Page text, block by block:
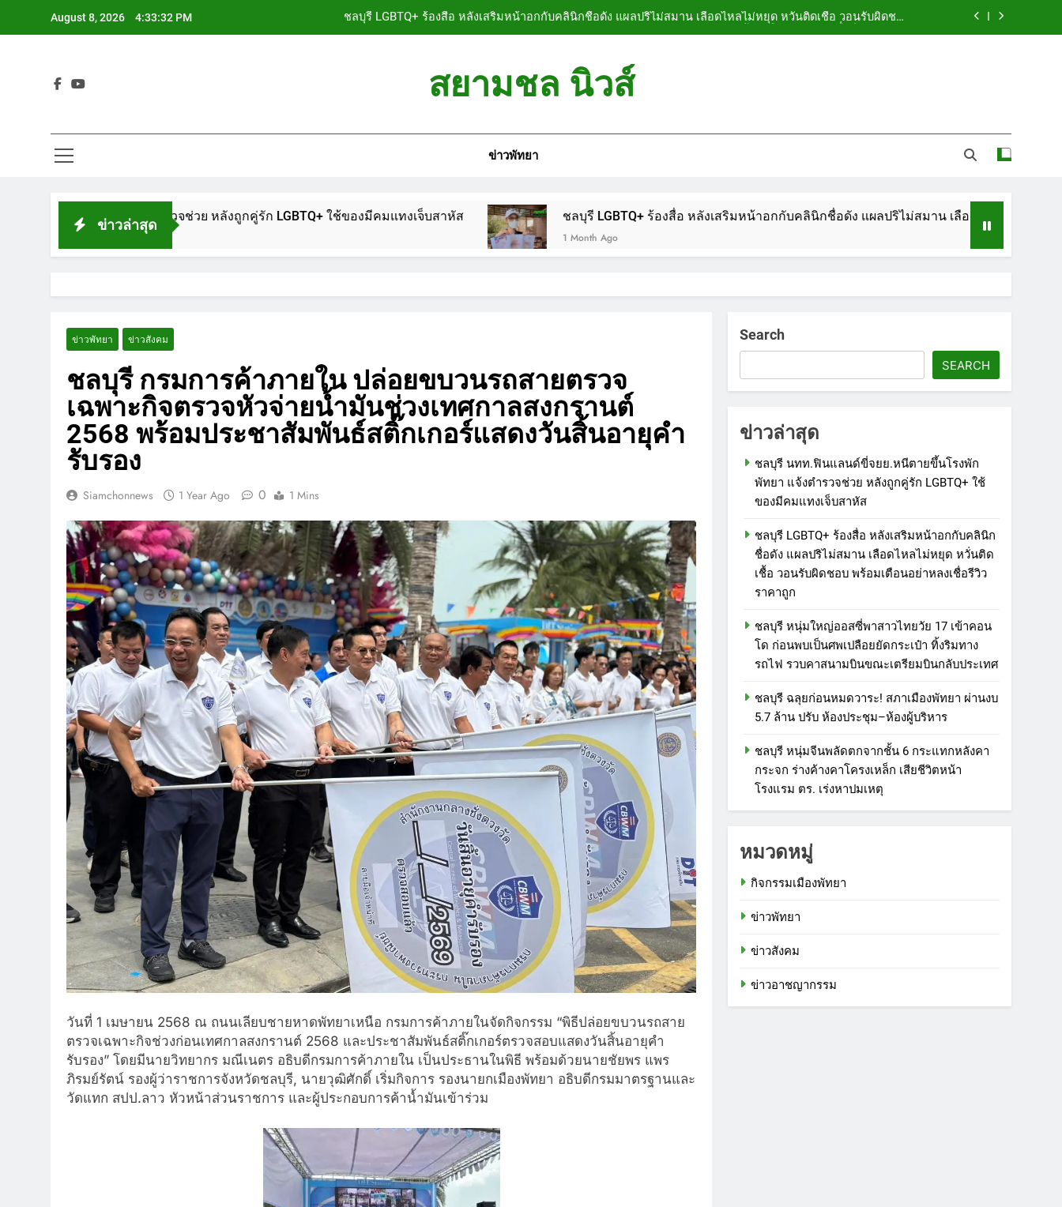
August 8, 2026 4:33:33 PM
ชลบุรี LGBTQ+ ร้องสื่อ หลังเสริมหน้าอกกับคลินิกชื่อดัง แผลปริไม่สมาน เลือดไหลไม่หยุด หวั่นติดเชื้อ วอนรับผิดชอบ
ชลบุรี ฉลุยก่อนหมดวาระ! สภาเมืองพัทยา ผ่านงบ 5.7 ล้าน ปรับ ห้องประชุม–ห้องผู้บริหาร
ชลบุรี LGBTQ+ ร้องสื่อ หลังเสริมหน้าอกกับคลินิกชื่อดัง แผลปริไม่สมาน เลือดไหลไม่หยุด หวั่นติดเชื้อ วอนรับผิดชอบ
ชลบุรี ฉลุยก่อนหมดวาระ! สภาเมืองพัทยา ผ่านงบ 5.7 ล้าน ปรับ ห้องประชุม–ห้องผู้บริหาร
สยามชล นิวส์
ข่าวพัทยา
ข่าวล่าสุด
แจ้งตำรวจช่วย หลังถูกคู่รัก LGBTQ+ ใช้ของมีคมแทงเจ็บสาหัส ชลบุรี LGBTQ+ ร้องสื่อ หลังเสริมหน้าอกกับคลินิกชื่อดัง แผลปริไม่สมาน เลือดไหลไม่หยุด หวั่นติดเชื้อ วอนรับผิ
1 Month Ago
ข่าวพัทยา ข่าวสังคม
ชลบุรี กรมการค้าภายใน ปล่อยขบวนรถสายตรวจ
เฉพาะกิจตรวจหัวจ่ายน้ำมันช่วงเทศกาลสงกรานต์
2568 พร้อมประชาสัมพันธ์สติ๊กเกอร์แสดงวันสิ้นอายุคำ
รับรอง
Siamchonnews 1 Year Ago 0 1 Mins
วันที่ 1 เมษายน 2568 ณ ถนนเลียบชายหาดพัทยาเหนือ กรมการค้าภายในจัดกิจกรรม “พิธีปล่อยขบวนรถสาย
ตรวจเฉพาะกิจช่วงก่อนเทศกาลสงกรานต์ 2568 และประชาสัมพันธ์สติ๊กเกอร์ตรวจสอบแสดงวันสิ้นอายุคำ
รับรอง” โดยมีนายวิทยากร มณีเนตร อธิบดีกรมการค้าภายใน เป็นประธานในพิธี พร้อมด้วยนายชัยพร แพร
ภิรมย์รัตน์ รองผู้ว่าราชการจังหวัดชลบุรี, นายวุฒิศักดิ์ เริ่มกิจการ รองนายกเมืองพัทยา อธิบดีกรมมาตรฐานและ
วัดแทก สปป.ลาว หัวหน้าส่วนราชการ และผู้ประกอบการค้าน้ำมันเข้าร่วม
Search
SEARCH
ข่าวล่าสุด
ชลบุรี นทท.ฟินแลนด์ขี่จยย.หนีตายขึ้นโรงพัก
พัทยา แจ้งตำรวจช่วย หลังถูกคู่รัก LGBTQ+ ใช้
ของมีคมแทงเจ็บสาหัส
ชลบุรี LGBTQ+ ร้องสื่อ หลังเสริมหน้าอกกับคลินิก
ชื่อดัง แผลปริไม่สมาน เลือดไหลไม่หยุด หวั่นติด
เชื้อ วอนรับผิดชอบ พร้อมเตือนอย่าหลงเชื่อรีวิว
ราคาถูก
ชลบุรี หนุ่มใหญ่ออสซี่พาสาวไทยวัย 17 เข้าคอน
โด ก่อนพบเป็นศพเปลือยยัดกระเป๋า ทิ้งริมทาง
รถไฟ รวบคาสนามบินขณะเตรียมบินกลับประเทศ
ชลบุรี ฉลุยก่อนหมดวาระ! สภาเมืองพัทยา ผ่านงบ
5.7 ล้าน ปรับ ห้องประชุม–ห้องผู้บริหาร
ชลบุรี หนุ่มจีนพลัดตกจากชั้น 6 กระแทกหลังคา
กระจก ร่างค้างคาโครงเหล็ก เสียชีวิตหน้า
โรงแรม ตร. เร่งหาปมเหตุ
หมวดหมู่
กิจกรรมเมืองพัทยา
ข่าวพัทยา
ข่าวสังคม
ข่าวอาชญากรรม